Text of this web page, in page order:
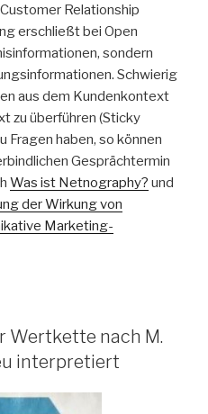
Relationship
erschließt bei Open
sondern
Schwierig
aus dem Kundenkontext
zu überführen (Sticky
Fragen haben, so können
Gesprächtermin
Was ist Netnography? und
der Wirkung von
Marketing-
Wertkette nach M.
interpretiert